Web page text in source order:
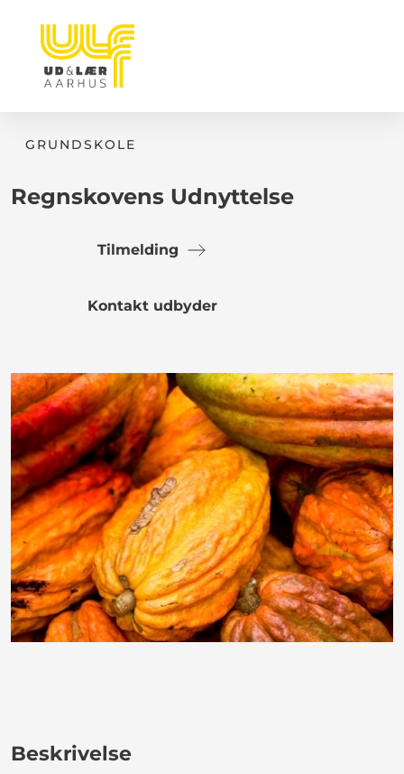
GRUNDSKOLE
Regnskovens Udnyttelse
Tilmelding
Kontakt udbyder
Beskrivelse